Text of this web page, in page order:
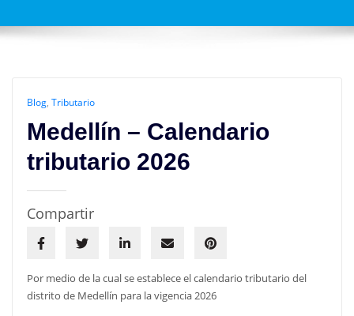
Blog, Tributario
Medellín – Calendario
tributario 2026
Compartir
Por medio de la cual se establece el calendario tributario del
distrito de Medellín para la vigencia 2026